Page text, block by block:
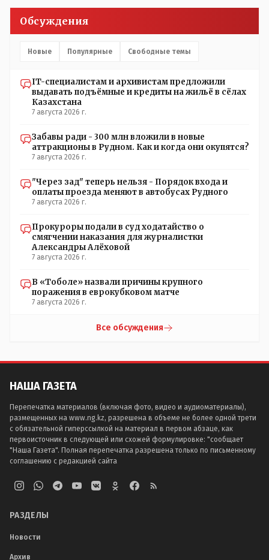
температурный режим на контроль. То есть первая
часть - информация до трагедии, вторая часть -
исправлено.
Обсуждения
Новые Популярные Свободные темы
IT-специалистам и архивистам предложили
выдавать подъёмные и кредиты на жильё в сёлах
Казахстана
7 августа 2026 г.
Забавы ради - 300 млн вложили в новые
аттракционы в Рудном. Как и когда они окупятся?
7 августа 2026 г.
"Через зад" теперь нельзя - Порядок входа и
оплаты проезда меняют в автобусах Рудного
7 августа 2026 г.
Прокуроры подали в суд ходатайство о
смягчении наказания для журналистки
Александры Алёховой
7 августа 2026 г.
В «Тоболе» назвали причины крупного
поражения в еврокубковом матче
7 августа 2026 г.
Все обсуждения
НАША ГАЗЕТА
Перепечатка материалов (включая фото, видео и аудиоматериалы),
размещенных на www.ng.kz, разрешена в объеме не более одной трети
с обязательной гиперссылкой на материал в первом абзаце, как
первоисточник в следующей или схожей формулировке: "сообщает
"Наша Газета". Полная перепечатка разрешена только по письменному
соглашению с редакцией сайта
РАЗДЕЛЫ
Новости
Архив